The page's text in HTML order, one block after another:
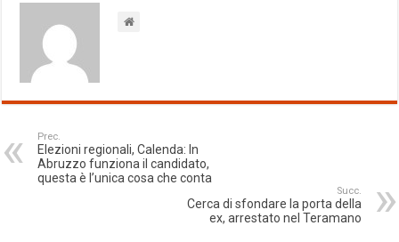
Prec.
Elezioni regionali, Calenda: In
Abruzzo funziona il candidato,
questa è l’unica cosa che conta
Succ.
Cerca di sfondare la porta della
ex, arrestato nel Teramano